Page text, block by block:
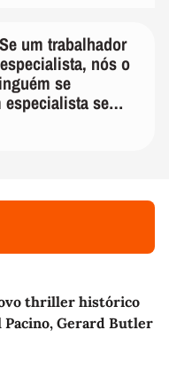
um trabalhador
nós o
se
se
thriller histórico
Gerard Butler